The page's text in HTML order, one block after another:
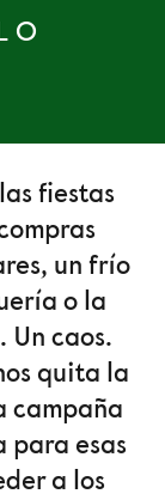
fiestas
un frío
o la
caos.
quita la
campaña
para esas
a los